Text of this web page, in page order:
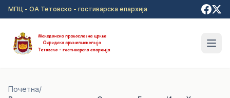
Прејди на главна содржина
МПЦ - ОА Тетовско - гостиварска епархија
Почетна/